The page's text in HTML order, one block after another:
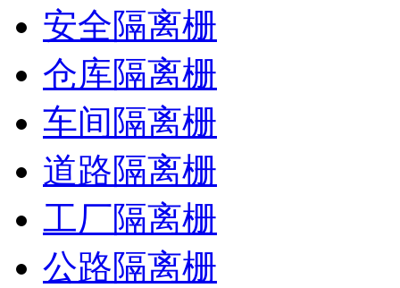
安全隔离栅
仓库隔离栅
车间隔离栅
道路隔离栅
工厂隔离栅
公路隔离栅